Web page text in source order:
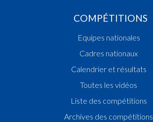
COMPÉTITIONS
Equipes nationales
Cadres nationaux
Calendrier et résultats
Toutes les vidéos
Liste des compétitions
Archives des compétitions